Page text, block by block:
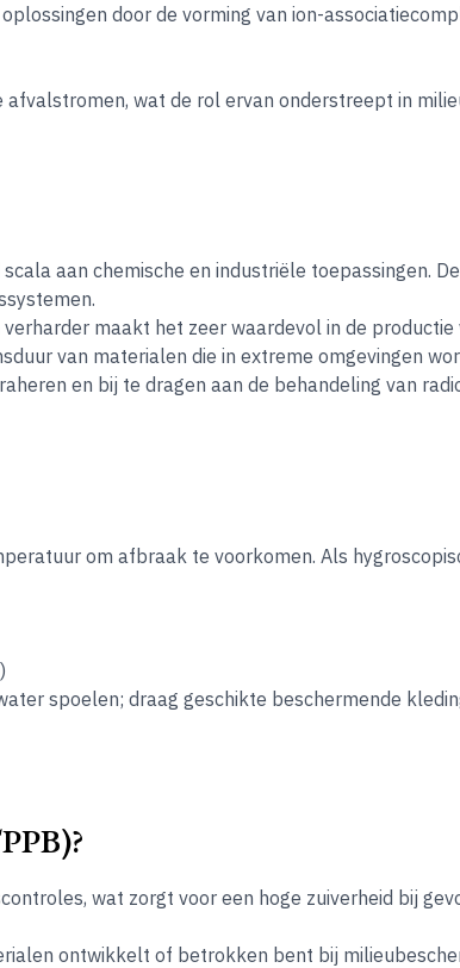
door de vorming van ion-
afvalstromen, wat de rol ervan onderstreept in
aan chemische en industriële toepassingen.
maakt het zeer waardevol in de productie
van materialen die in extreme omgevingen
en bij te dragen aan de behandeling van
om afbraak te voorkomen. Als
spoelen; draag geschikte beschermende
wat zorgt voor een hoge zuiverheid bij
ontwikkelt of betrokken bent bij